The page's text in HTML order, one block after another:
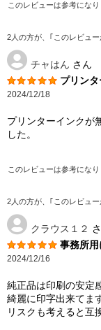
このレビューは参考になり
2人の方が、｢このレビュ
チャはん さん
プリン
2024/12/18
プリンターインクが
した。
このレビューは参考になり
2人の方が、｢このレビュ
クラウス１２
事務所用
2024/12/16
純正品は印刷の安定
綺麗に印字出来てま
リスクも考えると互